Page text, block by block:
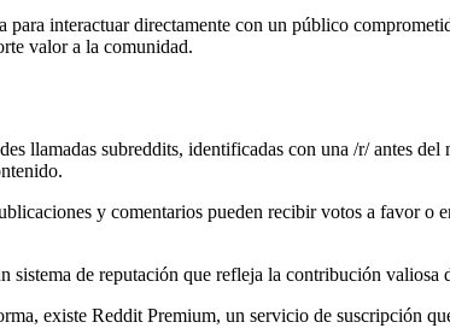
para interactuar directamente con un público
valor a la comunidad.
llamadas subreddits, identificadas con una /r/ antes
y comentarios pueden recibir votos a favor o
de reputación que refleja la contribución valiosa
existe Reddit Premium, un servicio de suscripción